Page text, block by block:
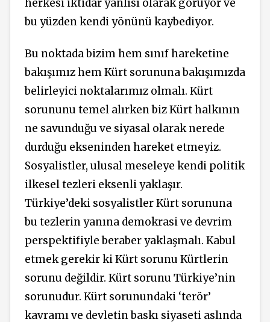
herkesi iktidar yanlısı olarak görüyor ve
bu yüzden kendi yönünü kaybediyor.
Bu noktada bizim hem sınıf hareketine
bakışımız hem Kürt sorununa bakışımızda
belirleyici noktalarımız olmalı. Kürt
sorununu temel alırken biz Kürt halkının
ne savunduğu ve siyasal olarak nerede
durduğu ekseninden hareket etmeyiz.
Sosyalistler, ulusal meseleye kendi politik
ilkesel tezleri eksenli yaklaşır.
Türkiye’deki sosyalistler Kürt sorununa
bu tezlerin yanına demokrasi ve devrim
perspektifiyle beraber yaklaşmalı. Kabul
etmek gerekir ki Kürt sorunu Kürtlerin
sorunu değildir. Kürt sorunu Türkiye’nin
sorunudur. Kürt sorunundaki ‘terör’
kavramı ve devletin baskı siyaseti aslında